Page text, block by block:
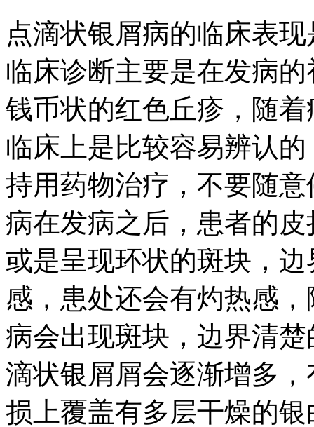
点滴状银屑病的临床表
临床诊断主要是在发病
钱币状的红色丘疹，随
临床上是比较容易辨认
持用药物治疗，不要随
病在发病之后，患者的
或是呈现环状的斑块，
感，患处还会有灼热感
病会出现斑块，边界清
滴状银屑屑会逐渐增多
损上覆盖有多层干燥的